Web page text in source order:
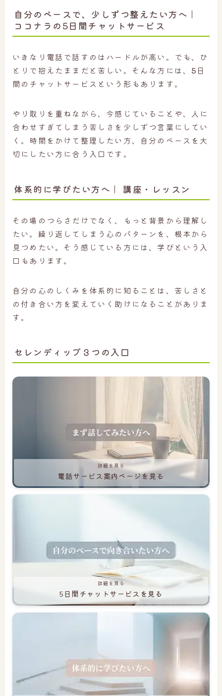
自分のペースで、少しずつ整えたい方へ｜
ココナラの5日間チャットサービス
いきなり電話で話すのはハードルが高い。でも、ひ
とりで抱えたままだと苦しい。そんな方には、 5 日
間のチャットサービスという形もあります。
やり取りを重ねながら、今感じていることや、人に
合わせすぎてしまう苦しさを少しずつ言葉にしてい
く。時間をかけて整理したい方、自分のペースを大
切にしたい方に合う入口です。
体系的に学びたい方へ｜ 講座 ・レッスン
その場のつらさだけでなく、もっと背景から理解し
たい。繰り返してしまう心のパターンを、根本から
見つめたい。そう感じている方には、学びという入
口もあります。
自分の心のしくみを体系的に知ることは、苦しさと
の付き合い方を変えていく助けになることがありま
す。
セレンディップ３つの入口
詳細を見る
電話サービス案内ページを見る
詳細を見る
5日間チャットサービスを見る